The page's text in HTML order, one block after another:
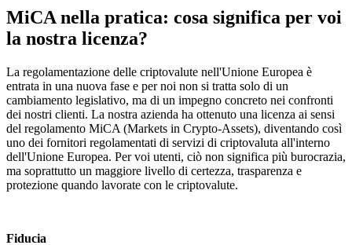
MiCA nella pratica: cosa significa per voi
la nostra licenza?
La regolamentazione delle criptovalute nell'Unione Europea è
entrata in una nuova fase e per noi non si tratta solo di un
cambiamento legislativo, ma di un impegno concreto nei confronti
dei nostri clienti. La nostra azienda ha ottenuto una licenza ai sensi
del regolamento MiCA (Markets in Crypto-Assets), diventando così
uno dei fornitori regolamentati di servizi di criptovaluta all'interno
dell'Unione Europea. Per voi utenti, ciò non significa più burocrazia,
ma soprattutto un maggiore livello di certezza, trasparenza e
protezione quando lavorate con le criptovalute.
Fiducia